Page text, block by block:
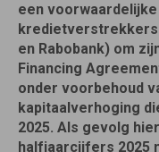
een
kredietverstrekkers
en Rabobank) om
Financing
onder voorbehoud
kapitaalverhoging
2025. Als gevolg
halfjaarcijfers 2025